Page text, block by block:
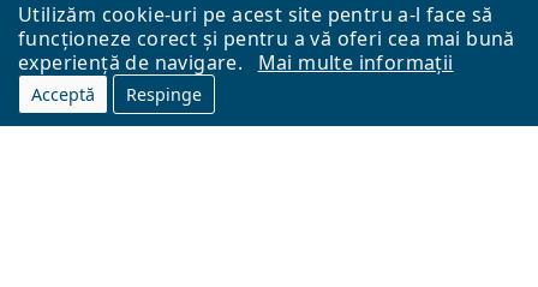
Utilizăm cookie-uri pe acest site pentru a-l face să
funcționeze corect și pentru a vă oferi cea mai bună
experiență de navigare.
Mai multe informații
Acceptă Respinge
Către Pagina Principală
Mai sus